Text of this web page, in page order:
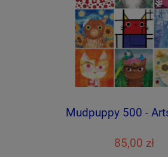
Mudpuppy 500 -
85,00 zł